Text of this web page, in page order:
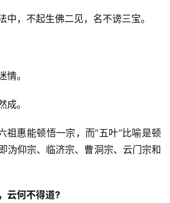
中，不起生佛二见，名不谤三宝。
。
。
祖惠能顿悟一宗，而“五叶”比喻是顿
沩仰宗、临济宗、曹洞宗、云门宗和
云何不得道?